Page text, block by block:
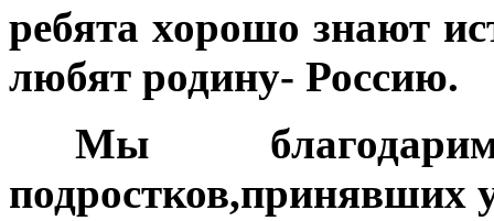
ребята хорошо знают
любят родину- Россию.
Мы
подростков,принявших